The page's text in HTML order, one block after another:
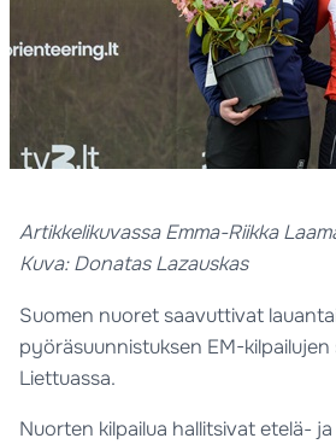
Artikkelikuvassa Emma-Riikka
Kuva: Donatas Lazauskas
Suomen nuoret saavuttivat
pyöräsuunnistuksen EM-kilpailujen
Liettuassa.
Nuorten kilpailua hallitsivat etelä-